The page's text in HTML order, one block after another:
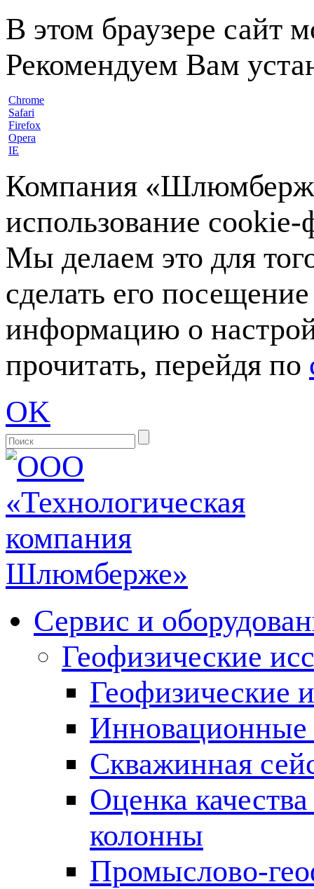
В этом браузере сайт
Рекомендуем Вам
Chrome
Safari
Firefox
Opera
IE
Компания
использование
Мы делаем это для
сделать его
информацию о
прочитать, перейдя по
OK
Сервис и
Геофизические
Геофизические
Инновационные
Скважинная
Оценка
колонны
Промыслово-